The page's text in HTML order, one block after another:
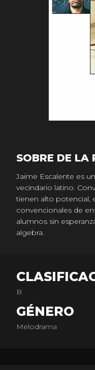
SOBRE DE LA
Jaime Escalente es
vecindario latino.
tienen alto potencial,
convencionales de
alumnos sin
algebra.
B
GÉNERO
Melodrama